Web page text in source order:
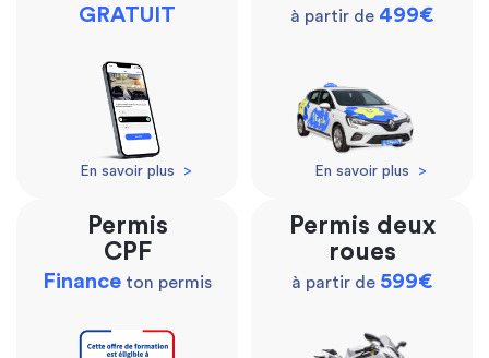
GRATUIT
En savoir plus >
à partir de 499€
En savoir plus >
Permis
CPF
Finance ton permis
Permis deux
roues
à partir de 599€